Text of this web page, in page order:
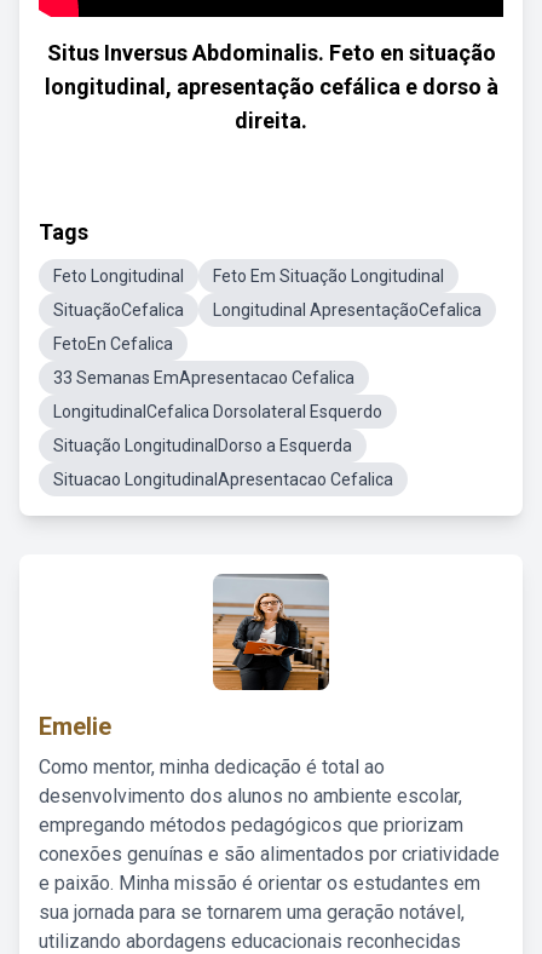
Situs Inversus Abdominalis. Feto en situação
longitudinal, apresentação cefálica e dorso à
direita.
Tags
Feto Longitudinal
Feto Em Situação Longitudinal
SituaçãoCefalica
Longitudinal ApresentaçãoCefalica
FetoEn Cefalica
33 Semanas EmApresentacao Cefalica
LongitudinalCefalica Dorsolateral Esquerdo
Situação LongitudinalDorso a Esquerda
Situacao LongitudinalApresentacao Cefalica
Emelie
Como mentor, minha dedicação é total ao
desenvolvimento dos alunos no ambiente escolar,
empregando métodos pedagógicos que priorizam
conexões genuínas e são alimentados por criatividade
e paixão. Minha missão é orientar os estudantes em
sua jornada para se tornarem uma geração notável,
utilizando abordagens educacionais reconhecidas